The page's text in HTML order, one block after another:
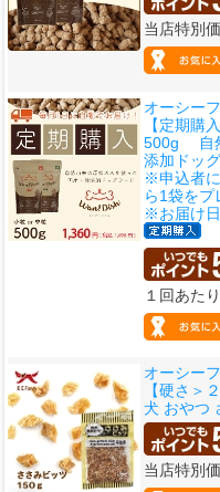
当店特別
オーシー
【定期購
500g 自
添加ドッ
※申込者
ら1袋をプ
※お届け
１回あたり
オーシー
【硬さ＞
犬 おやつ
当店特別